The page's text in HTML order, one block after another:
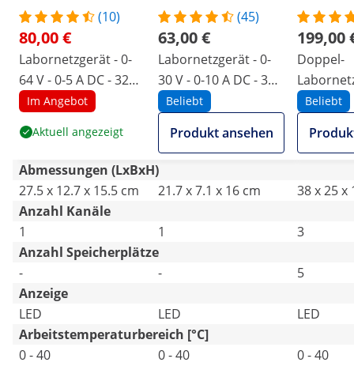
(10)
80,00 €
Labornetzgerät - 0-
64 V - 0-5 A DC - 320
WIm Angebot
Aktuell angezeigt
(45)
63,00 €
Labornetzgerät - 0-
30 V - 0-10 A DC - 300
WBeliebt
Produkt ansehen
199,00
Doppel-
0-30 V -
550 W
Beliebt
Abmessungen (LxBxH)
27.5 x 12.7 x 15.5 cm
21.7 x 7.1 x 16 cm
38 x 25 x
Anzahl Kanäle
1
1
3
Anzahl Speicherplätze
-
-
5
Anzeige
LED
LED
LED
Arbeitstemperaturbereich [°C]
0 - 40
0 - 40 0 - 40